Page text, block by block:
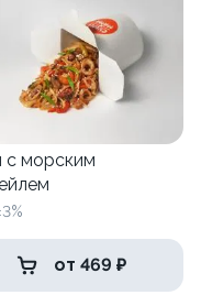
с морским
от 469 ₽